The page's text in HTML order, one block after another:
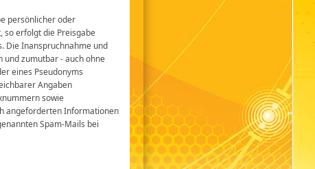
persönlicher oder
so erfolgt die Preisgabe
Die Inanspruchnahme und
und zumutbar - auch ohne
eines Pseudonyms
Angaben
sowie
angeforderten Informationen
Spam-Mails bei